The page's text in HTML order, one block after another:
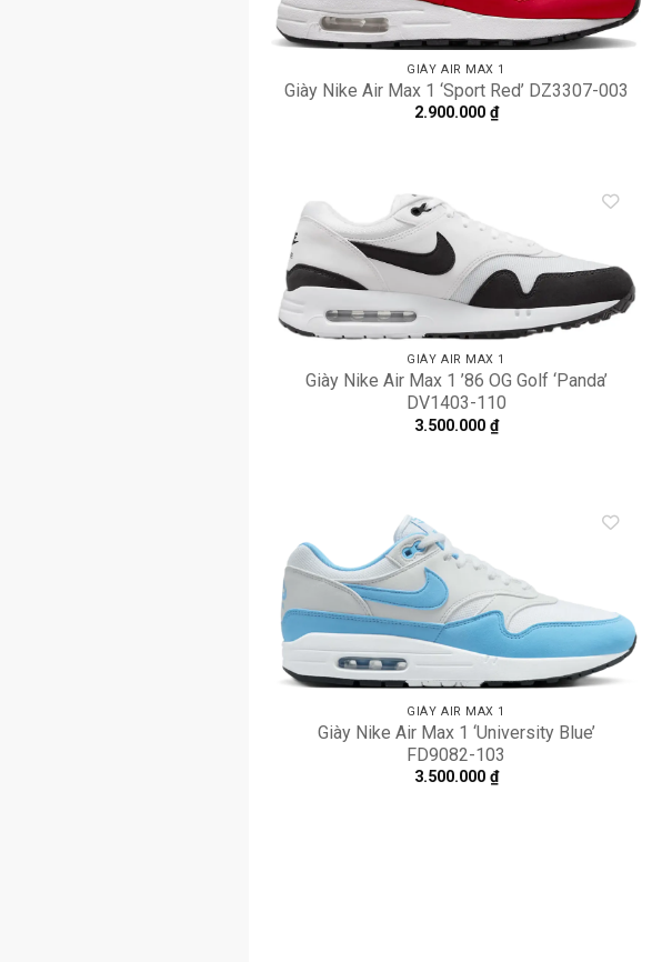
GIÀY AIR MAX 1
Giày Nike Air Max 1 ‘Sport Red’ DZ3307-003
2.900.000 ₫
wishlist
GIÀY AIR MAX 1
Giày Nike Air Max 1 ’86 OG Golf ‘Panda’
DV1403-110
3.500.000 ₫
GIÀY AIR MAX 1
Giày Nike Air Max 1 ‘University Blue’
FD9082-103
3.500.000 ₫